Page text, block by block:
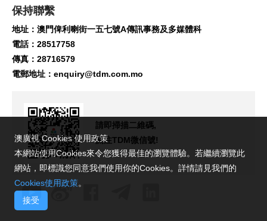
保持聯繫
地址：澳門俾利喇街一五七號A傳訊事務及多媒體科
電話：28517758
傳真：28716579
電郵地址： enquiry@tdm.com.mo
請即掃描二維碼,
關注TDM微信號!
澳廣視 Cookies 使用政策
本網站使用Cookies來令您獲得最佳的瀏覽體驗。若繼續瀏覽此
網站，即標識您同意我們使用你的Cookies。詳情請見我們的
Cookies使用政策。
接受